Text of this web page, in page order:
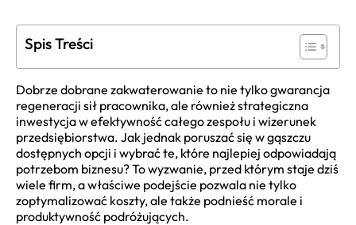
Spis Treści
Dobrze dobrane zakwaterowanie to nie tylko gwarancja
regeneracji sił pracownika, ale również strategiczna
inwestycja w efektywność całego zespołu i wizerunek
przedsiębiorstwa. Jak jednak poruszać się w gąszczu
dostępnych opcji i wybrać te, które najlepiej odpowiadają
potrzebom biznesu? To wyzwanie, przed którym staje dziś
wiele firm, a właściwe podejście pozwala nie tylko
zoptymalizować koszty, ale także podnieść morale i
produktywność podróżujących.